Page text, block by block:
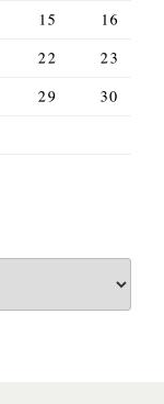
15
16
22
23
29
30